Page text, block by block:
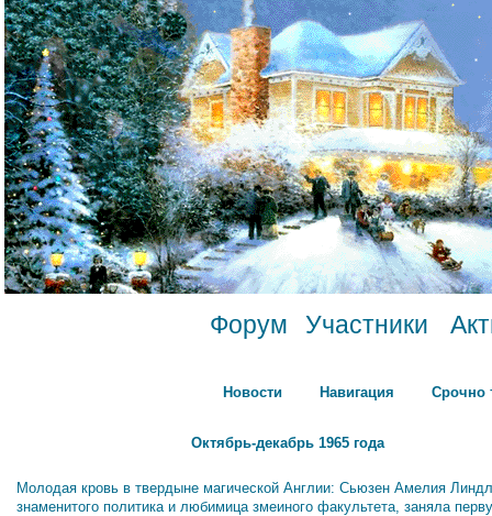
Форум Участники
Новости Навигация Срочно
Октябрь-декабрь 1965 года
Молодая кровь в твердыне магической Англии: Сьюзен Амелия
знаменитого политика и любимица змеиного факультета, заняла